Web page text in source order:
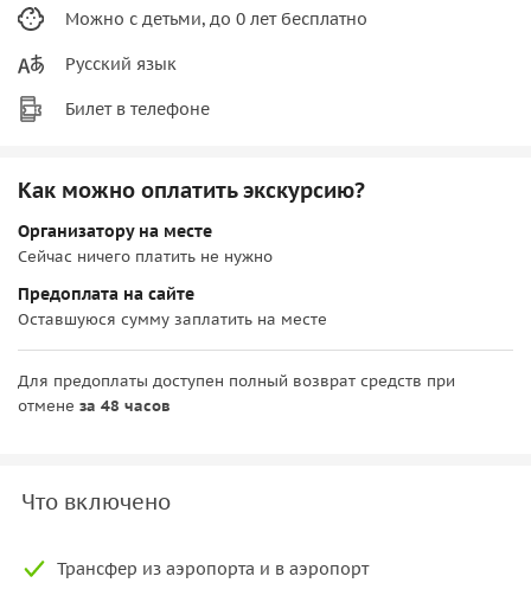
Можно с детьми, до 0 лет бесплатно
Русский язык
Билет в телефоне
Как можно оплатить экскурсию?
Организатору на месте
Сейчас ничего платить не нужно
Предоплата на сайте
Оставшуюся сумму заплатить на месте
Для предоплаты доступен полный возврат средств при
отмене за 48 часов
Что включено
Трансфер из аэропорта и в аэропорт